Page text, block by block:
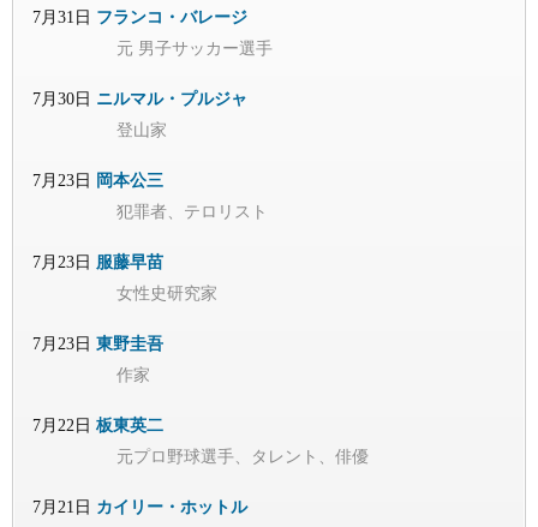
7月31日 フランコ・バレージ
元 男子サッカー選手
7月30日 ニルマル・プルジャ
登山家
7月23日 岡本公三
犯罪者、テロリスト
7月23日 服藤早苗
女性史研究家
7月23日 東野圭吾
作家
7月22日 板東英二
元プロ野球選手、タレント、俳優
7月21日 カイリー・ホットル